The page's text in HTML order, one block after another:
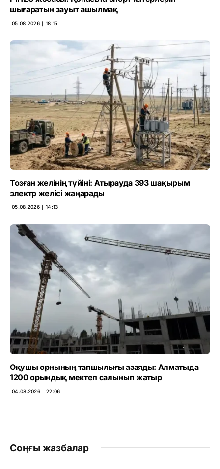
шығаратын зауыт ашылмақ
05.08.2026 ∣ 18:15
Тозған желінің түйіні: Атырауда 393 шақырым
электр желісі жаңарады
05.08.2026 ∣ 14:13
Оқушы орнының тапшылығы азаяды: Алматыда
1200 орындық мектеп салынып жатыр
04.08.2026 ∣ 22:06
Соңғы жазбалар